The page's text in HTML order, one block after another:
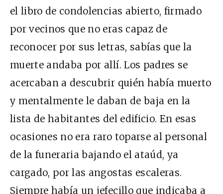
el libro de condolencias abierto, firmado
por vecinos que no eras capaz de
reconocer por sus letras, sabías que la
muerte andaba por allí. Los padres se
acercaban a descubrir quién había muerto
y mentalmente le daban de baja en la
lista de habitantes del edificio. En esas
ocasiones no era raro toparse al personal
de la funeraria bajando el ataúd, ya
cargado, por las angostas escaleras.
Siempre había un jefecillo que indicaba a